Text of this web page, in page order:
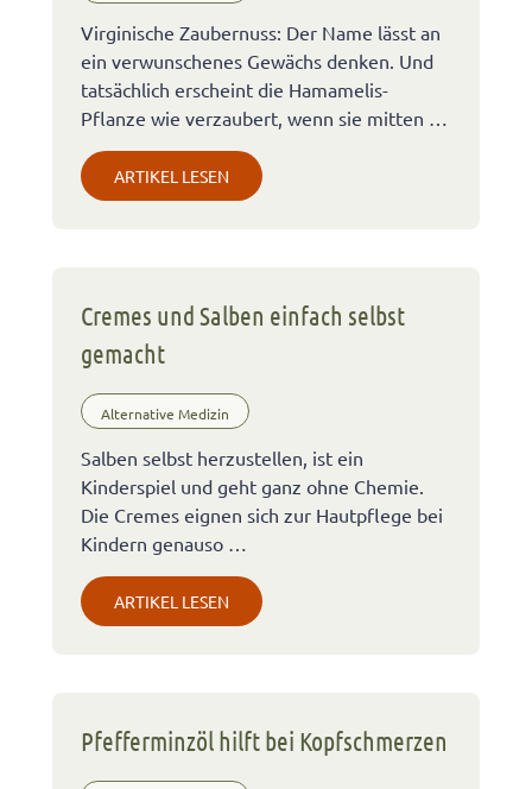
Virginische Zaubernuss: Der Name lässt an
ein verwunschenes Gewächs denken. Und
tatsächlich erscheint die Hamamelis-
Pflanze wie verzaubert, wenn sie mitten …
ARTIKEL LESEN
Cremes und Salben einfach selbst
gemacht
Alternative Medizin
Salben selbst herzustellen, ist ein
Kinderspiel und geht ganz ohne Chemie.
Die Cremes eignen sich zur Hautpflege bei
Kindern genauso …
ARTIKEL LESEN
Pfefferminzöl hilft bei Kopfschmerzen